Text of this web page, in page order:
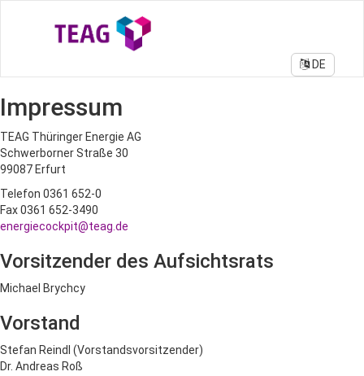
DE
Impressum
TEAG Thüringer Energie AG
Schwerborner Straße 30
99087 Erfurt
Telefon 0361 652-0
Fax 0361 652-3490
energiecockpit@teag.de
Vorsitzender des Aufsichtsrats
Michael Brychcy
Vorstand
Stefan Reindl (Vorstandsvorsitzender)
Dr. Andreas Roß